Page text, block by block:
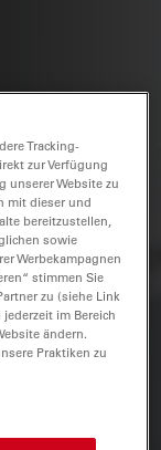
Tracking-
zur Verfügung
unserer Website zu
mit dieser und
bereitzustellen,
sowie
Werbekampagnen
stimmen Sie
zu (siehe Link
im Bereich
ändern.
Praktiken zu